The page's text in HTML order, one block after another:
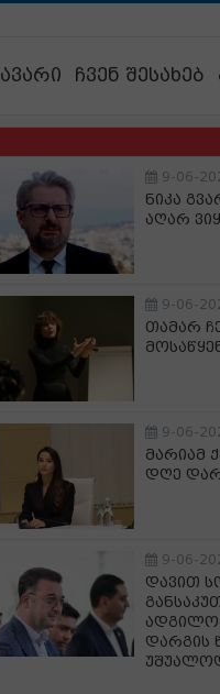
ჩვენ შესახებ
9-06-
ნიკა
აღარ
9-06-
თამარ
9-06-
მარიამ
დღე
9-06-
დავით
დარგის